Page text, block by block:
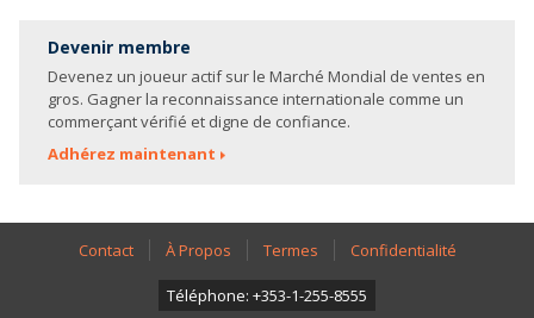
Devenir membre
Devenez un joueur actif sur le Marché Mondial de ventes en
gros. Gagner la reconnaissance internationale comme un
commerçant vérifié et digne de confiance.
Adhérez maintenant
Contact À Propos Termes Confidentialité
Téléphone: +353-1-255-8555